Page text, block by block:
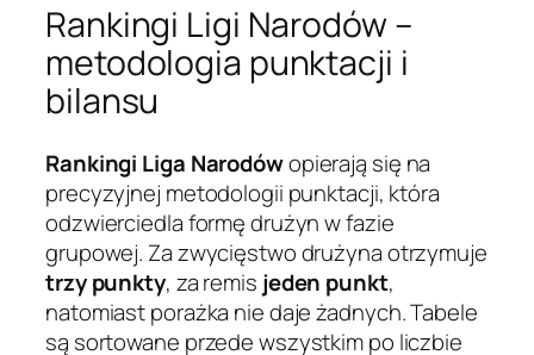
Rankingi Ligi Narodów –
metodologia punktacji i
bilansu
Rankingi Liga Narodówopierają się na
precyzyjnej metodologii punktacji, która
odzwierciedla formę drużyn w fazie
grupowej. Za zwycięstwo drużyna otrzymuje
trzy punkty, za remis jeden punkt,
natomiast porażka nie daje żadnych. Tabele
są sortowane przede wszystkim po liczbie